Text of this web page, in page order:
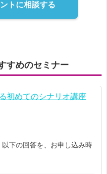
トに相談する
すめのセミナー
初めてのシナリオ講座
の回答を、お申し込み時